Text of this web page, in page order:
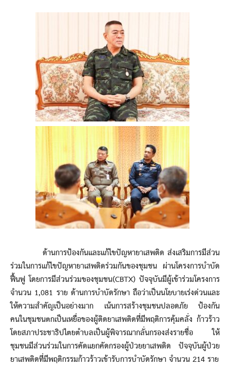
ด้านการป้องกันและแก้ไขปัญหายาเสพติด ส่งเสริมการมีส่วน
ร่วมในการแก้ไขปัญหายาเสพติดร่วมกันของชุมชน ผ่านโครงการบำบัด
ฟื้นฟู โดยการมีส่วนร่วมของชุมชน(CBTX) ปัจจุบันมีผู้เข้าร่วมโครงการ
จำนวน 1,081 ราย ด้านการบำบัดรักษา ถือว่าเป็นนโยบายเร่งด่วนและ
ให้ความสำคัญเป็นอย่างมาก เน้นการสร้างชุมชนปลอดภัย ป้องกัน
คนในชุมชนตกเป็นเหยื่อของผู้ติดยาเสพติดที่มีพฤติการคุ้มคลั่ง ก้าวร้าว
โดยสภาประชาธิปไตยตำบลเป็นผู้พิจารณากลั่นกรองส่งรายชื่อ ให้
ชุมชนมีส่วนร่วมในการคัดแยกคัดกรองผู้ป่วยยาเสพติด ปัจจุบันผู้ป่วย
ยาเสพติดที่มีพฤติกรรมก้าวร้าวเข้ารับการบำบัดรักษา จำนวน 214 ราย